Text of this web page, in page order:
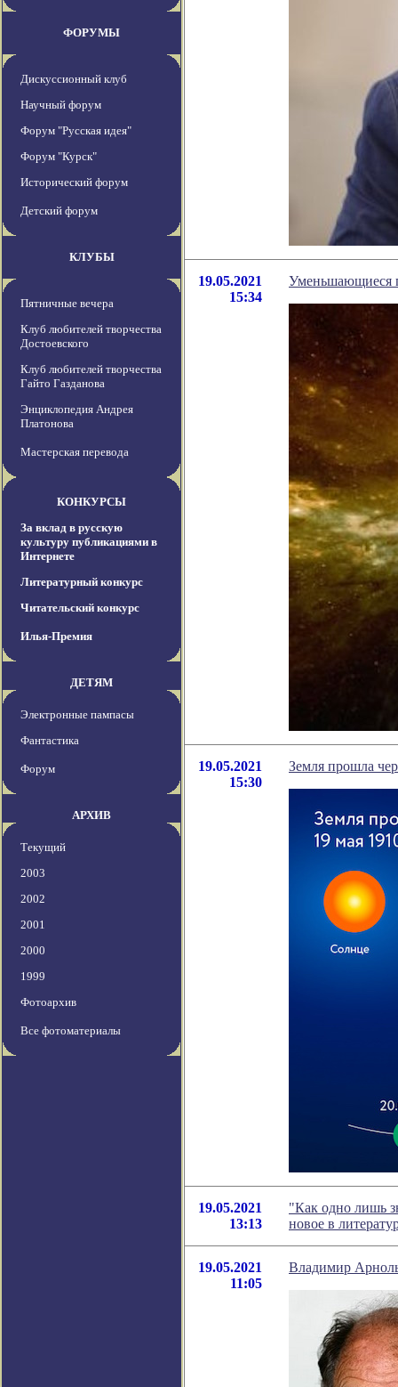
ФОРУМЫ
Дискуссионный клуб
Научный форум
Форум "Русская идея"
Форум "Курск"
Исторический форум
Детский форум
КЛУБЫ
Пятничные вечера
Клуб любителей творчества
Достоевского
Клуб любителей творчества
Гайто Газданова
Энциклопедия Андрея
Платонова
Мастерская перевода
КОНКУРСЫ
За вклад в русскую
культуру публикациями в
Интернете
Литературный конкурс
Читательский конкурс
Илья-Премия
ДЕТЯМ
Электронные пампасы
Фантастика
Форум
АРХИВ
Текущий
2003
2002
2001
2000
1999
Фотоархив
Все фотоматериалы
19.05.2021
15:34
Уменьшающиеся
19.05.2021
15:30
Земля прошла
19.05.2021
13:13
"Как одно лишь
новое в
19.05.2021
11:05
Владимир